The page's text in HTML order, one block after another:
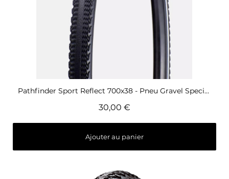
Aperçu rapide Pathfinder Sport Reflect 700x38 - Pneu Gravel Specialized
30,00 €
Ajouter au panier